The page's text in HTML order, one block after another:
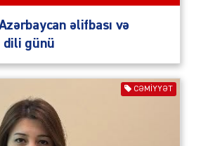
əlifbası və
dili günü
CƏMIYYƏT